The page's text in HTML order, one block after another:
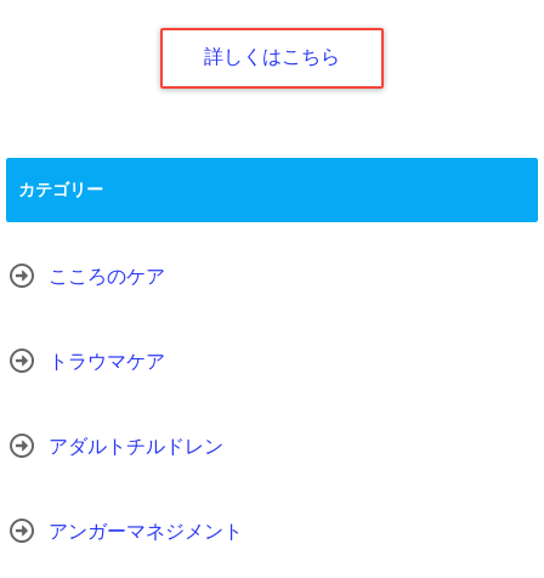
詳しくはこちら
カテゴリー
こころのケア
トラウマケア
アダルトチルドレン
アンガーマネジメント